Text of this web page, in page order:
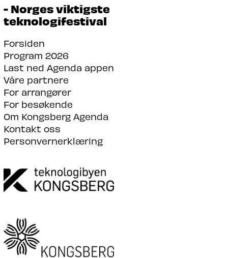
- Norges viktigste
teknologifestival
Forsiden
Program 2026
Last ned Agenda appen
Våre partnere
For arrangører
For besøkende
Om Kongsberg Agenda
Kontakt oss
Personvernerklæring